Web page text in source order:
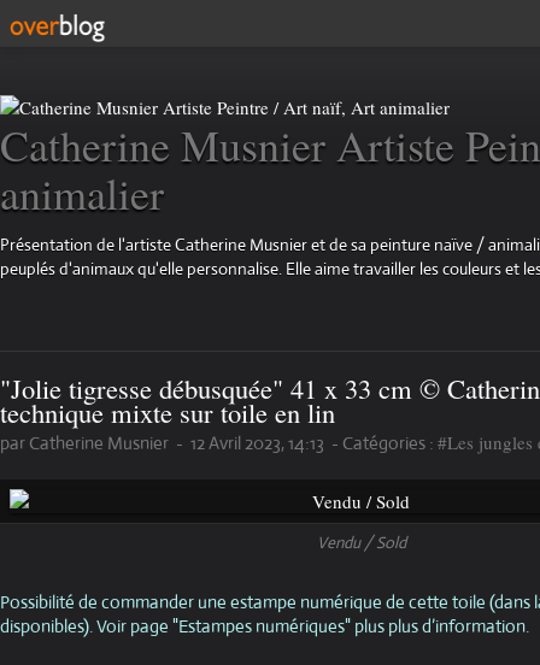
Catherine Musnier Artiste
animalier
Présentation de l'artiste Catherine Musnier et de sa peinture naïve /
peuplés d'animaux qu'elle personnalise. Elle aime travailler les couleurs et
"Jolie tigresse débusquée" 41 x 33 cm ©
technique mixte sur toile en lin
par Catherine Musnier - 12 Avril 2023, 14:13 - Catégories : #Les jungles
Vendu / Sold
Possibilité de commander une estampe numérique de cette toile (dans
disponibles). Voir page "Estampes numériques" plus plus d’information.